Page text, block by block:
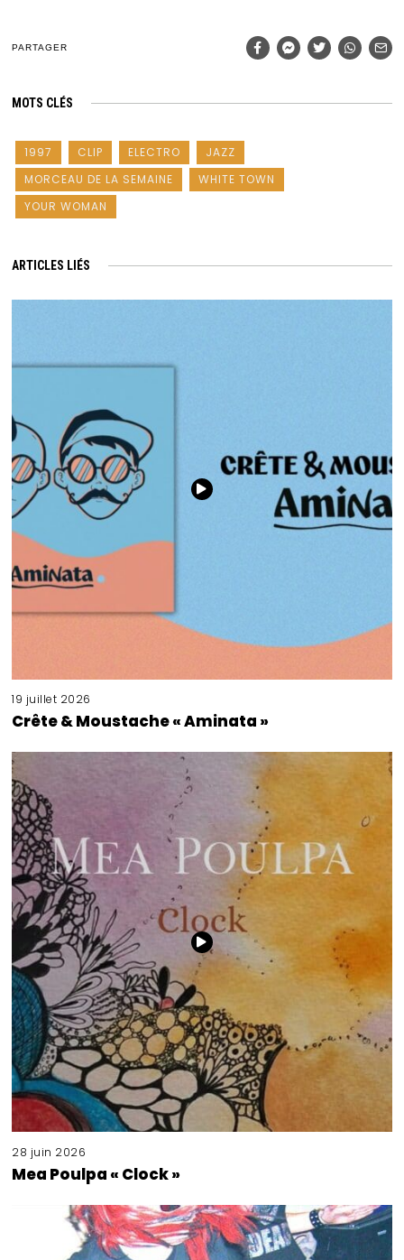
PARTAGER
MOTS CLÉS
1997 CLIP ELECTRO
JAZZ
MORCEAU DE LA SEMAINE
WHITE TOWN
YOUR WOMAN
ARTICLES LIÉS
19 juillet 2026
Crête & Moustache « Aminata »
28 juin 2026
Mea Poulpa « Clock »